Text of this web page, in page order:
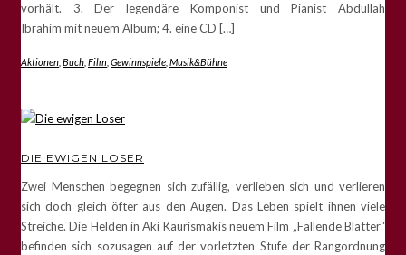
vorhält. 3. Der legendäre Komponist und Pianist Abdullah
Ibrahim mit neuem Album; 4. eine CD […]
Aktionen Buch Film Gewinnspiele Musik&Bühne
DIE EWIGEN LOSER
Zwei Menschen begegnen sich zufällig, verlieben sich und verlieren
sich doch gleich öfter aus den Augen. Das Leben spielt ihnen viele
Streiche. Die Helden in Aki Kaurismäkis neuem Film „Fällende Blätter“
befinden sich sozusagen auf der vorletzten Stufe der Rangordnung